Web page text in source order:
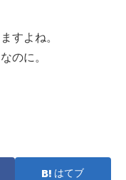
すよね。
のに。
はてブ